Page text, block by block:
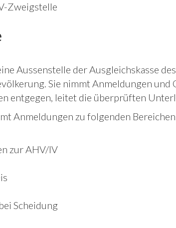
Zweigstelle
Aussenstelle der Ausgleichskasse
Sie nimmt Anmeldungen
entgegen, leitet die überprüften
Anmeldungen zu folgenden
zur AHV/IV
Scheidung